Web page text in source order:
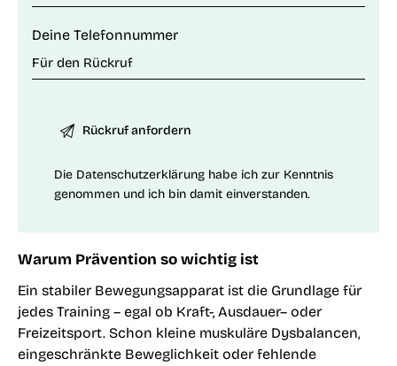
Deine Telefonnummer
Die Datenschutzerklärung habe ich zur Kenntnis
genommen und ich bin damit einverstanden.
Warum Prävention so wichtig ist
Ein stabiler Bewegungsapparat ist die Grundlage für
jedes Training – egal ob Kraft-, Ausdauer– oder
Freizeitsport. Schon kleine muskuläre Dysbalancen,
eingeschränkte Beweglichkeit oder fehlende